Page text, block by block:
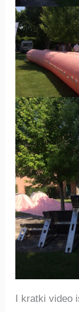
I kratki video